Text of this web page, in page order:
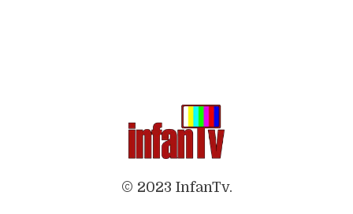
© 2023 InfanTv.